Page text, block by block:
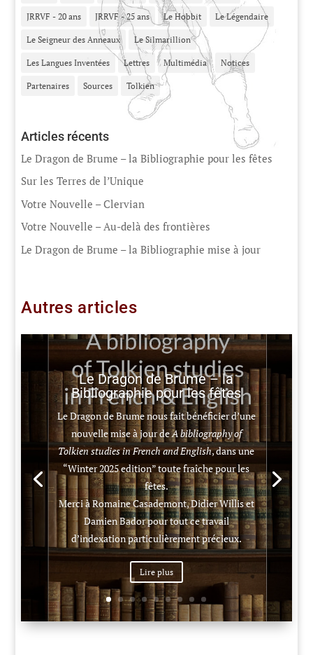
JRRVF - 20 ans JRRVF - 25 ans Le Hobbit Le Légendaire
Le Seigneur des Anneaux Le Silmarillion
Les Langues Inventées Lettres Multimédia Notices
Partenaires Sources Tolkien
Articles récents
Le Dragon de Brume – la Bibliographie pour les fêtes
Sur les Terres de l’Unique
Votre Nouvelle – Clervian
Votre Nouvelle – Au-delà des frontières
Le Dragon de Brume – la Bibliographie mise à jour
Autres articles
Le Dragon de Brume – la
Bibliographie pour les fêtes
Le Dragon de Brume nous fait bénéficier d’une
nouvelle mise à jour deA bibliography of
Tolkien studies in French and English, dans une
“Winter 2025 edition” toute fraîche pour les
fêtes.
Merci à Romaine Casademont, Didier Willis et
Damien Bador pour tout ce travail
d’indexation particulièrement précieux.
Lire plus